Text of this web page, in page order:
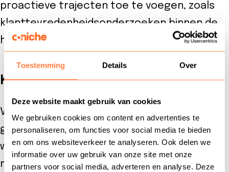
Toestemming Details Over
Deze website maakt gebruik van cookies
We gebruiken cookies om content en advertenties te
personaliseren, om functies voor social media te bieden
en om ons websiteverkeer te analyseren. Ook delen we
informatie over uw gebruik van onze site met onze
partners voor social media, adverteren en analyse. Deze
proactieve trajecten toe te voegen, zoals
klanttevredenheidsonderzoeken binnen de
huishoudelijke zorg.
Kwaliteit boven snelheid
Voorheen lag de focus op korte
gesprekken. Van Voorthuysen stelde een
wezenlijke koerswijziging voor: gesprekken
moesten vooral goed en zorgvuldig zijn. Dat